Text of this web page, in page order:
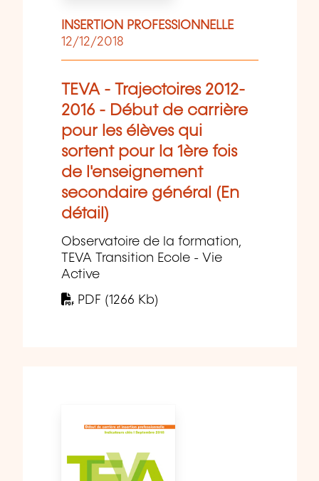
INSERTION PROFESSIONNELLE
12/12/2018
TEVA - Trajectoires 2012-
2016 - Début de carrière
pour les élèves qui
sortent pour la 1ère fois
de l'enseignement
secondaire général (En
détail)
Observatoire de la formation,
TEVA Transition Ecole - Vie
Active
PDF (1266 Kb)